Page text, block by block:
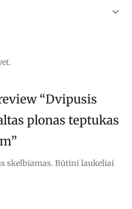
“Dvipusis
plonas teptukas
skelbiamas. Būtini laukeliai